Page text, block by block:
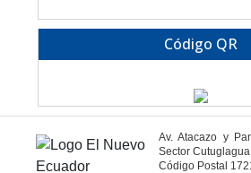
Código QR
Av. Atacazo y
Sector Cutuglagua
Código Postal